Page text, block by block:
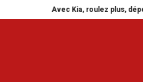
Avec Kia, roulez plus, dépensez moins